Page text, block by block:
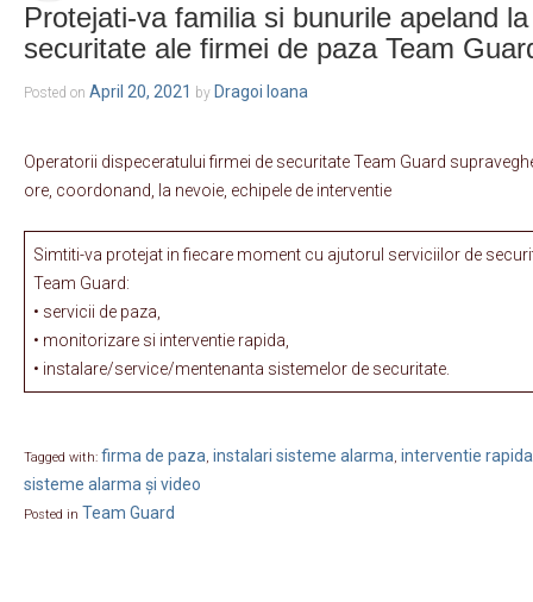
Protejati-va familia si bunurile apeland
securitate ale firmei de paza Team
Posted on April 20, 2021 by Dragoi Ioana
Operatorii dispeceratului firmei de securitate Team Guard
ore, coordonand, la nevoie, echipele de interventie
Simtiti-va protejat in fiecare moment cu ajutorul serviciilor de
Team Guard:
• servicii de paza,
• monitorizare si interventie rapida,
• instalare/service/mentenanta sistemelor de securitate.
Tagged with: firma de paza, instalari sisteme alarma, interventie rapida
sisteme alarma și video
Posted in Team Guard